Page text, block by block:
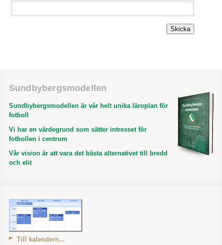
Sundbybergsmodellen
Sundbybergsmodellen är vår helt unika läroplan för
fotboll
Vi har en värdegrund som sätter intresset för
fotbollen i centrum
Vår vision är att vara det bästa alternativet till bredd
och elit
Till kalendern...